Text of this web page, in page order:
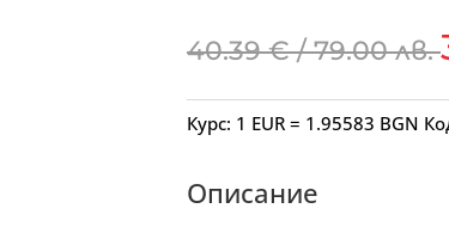
40.39€/ 79.00 лв.
Курс: 1 EUR = 1.95583 BGN
Описание